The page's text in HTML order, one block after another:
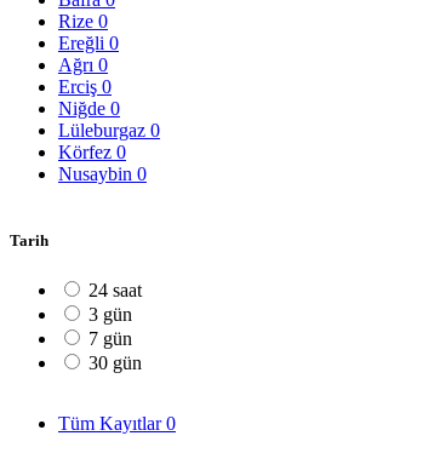
Rize 0
Ereğli 0
Ağrı 0
Erciş 0
Niğde 0
Lüleburgaz 0
Körfez 0
Nusaybin 0
Tarih
24 saat
3 gün
7 gün
30 gün
Tüm Kayıtlar0